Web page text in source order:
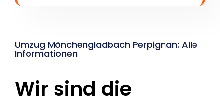
Umzug Mönchengladbach Perpignan: Alle
Informationen
Wir sind die